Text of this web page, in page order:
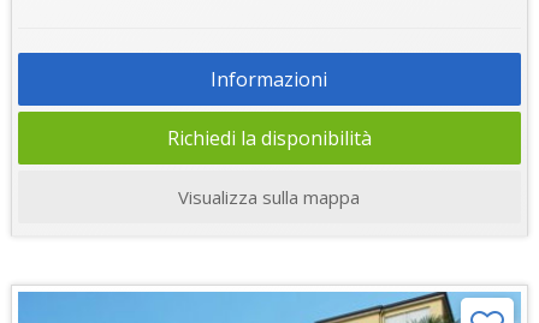
Informazioni
Richiedi la disponibilità
Visualizza sulla mappa